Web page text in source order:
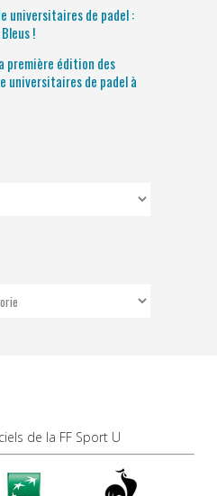
universitaires de padel :
!
première édition des
universitaires de padel à
de la FF Sport U